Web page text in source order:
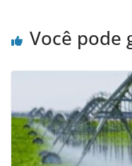
Você pode